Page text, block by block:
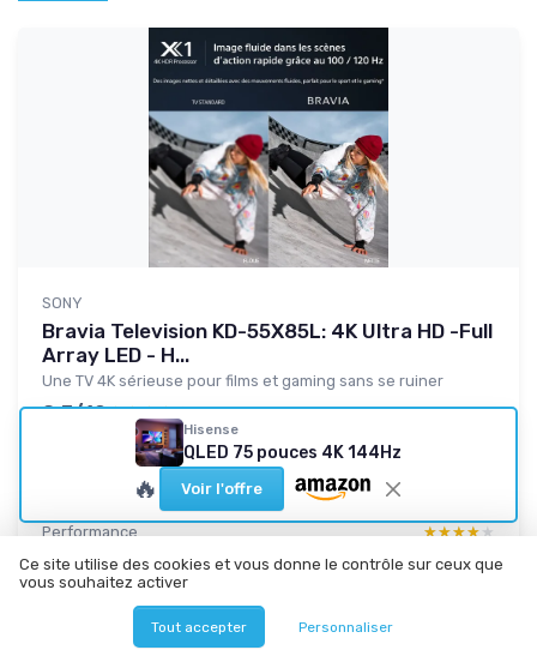
SONY
Bravia Television KD-55X85L: 4K Ultra HD -Full
Array LED - H...
Une TV 4K sérieuse pour films et gaming sans se ruiner
8.3/10★★★★★
★★★★★
Rapport qualité-prix
Performance
★★★★★
★★★★★
Lire le test produit complet
Hisense
QLED 75 pouces 4K 144Hz
🔥 Voir l'offre
Ce site utilise des cookies et vous donne le contrôle sur ceux que
vous souhaitez activer
Tout accepter Personnaliser